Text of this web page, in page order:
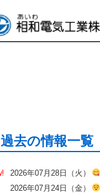
過去の情報一覧
2026年07月28日（火）
2026年07月24日（金）